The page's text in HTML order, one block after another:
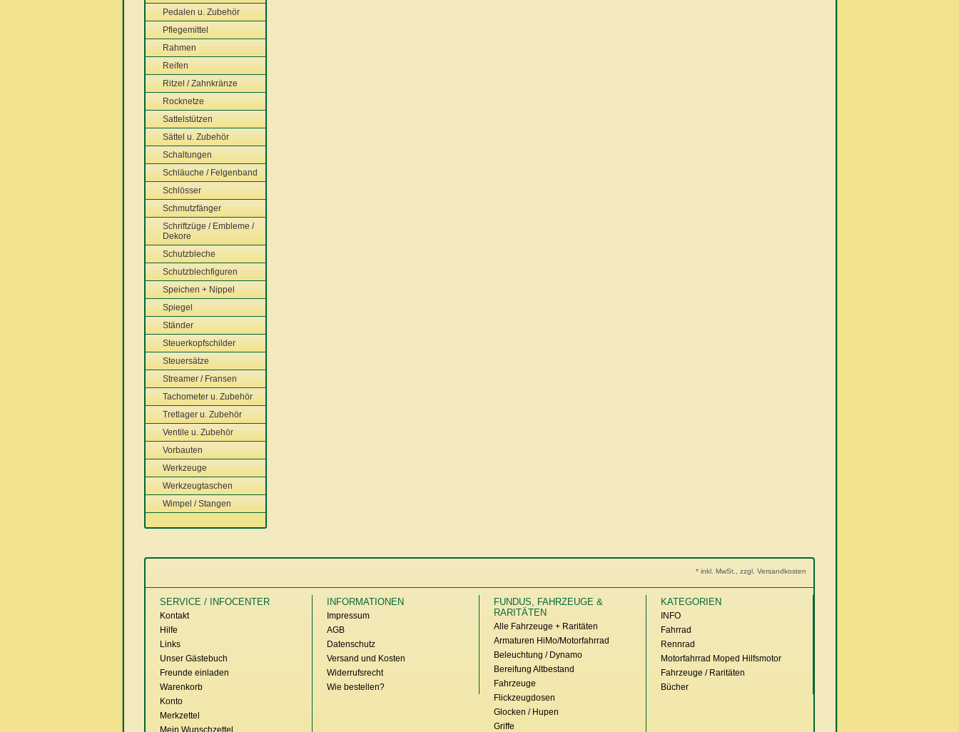
Pedalen u. Zubehör
Pflegemittel
Rahmen
Reifen
Ritzel / Zahnkränze
Rocknetze
Sattelstützen
Sättel u. Zubehör
Schaltungen
Schläuche / Felgenband
Schlösser
Schmutzfänger
Schriftzüge / Embleme /
Dekore
Schutzbleche
Schutzblechfiguren
Speichen + Nippel
Spiegel
Ständer
Steuerkopfschilder
Steuersätze
Streamer / Fransen
Tachometer u. Zubehör
Tretlager u. Zubehör
Ventile u. Zubehör
Vorbauten
Werkzeuge
Werkzeugtaschen
Wimpel / Stangen
* inkl. MwSt., zzgl. Versandkosten
SERVICE / INFOCENTER
Kontakt
Hilfe
Links
Unser Gästebuch
Freunde einladen
Warenkorb
Konto
Merkzettel
Mein Wunschzettel
INFORMATIONEN
Impressum
AGB
Datenschutz
Versand und Kosten
Widerrufsrecht
Wie bestellen?
FUNDUS, FAHRZEUGE &
RARITÄTEN
Alle Fahrzeuge + Raritäten
Armaturen HiMo/Motorfahrrad
Beleuchtung / Dynamo
Bereifung Altbestand
Fahrzeuge
Flickzeugdosen
Glocken / Hupen
Griffe
KATEGORIEN
INFO
Fahrrad
Rennrad
Motorfahrrad Moped Hilfsmotor
Fahrzeuge / Raritäten
Bücher